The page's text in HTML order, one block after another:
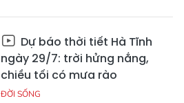
Dự báo thời tiết Hà Tĩnh
ngày 29/7: trời hửng nắng,
chiều tối có mưa rào
ĐỜI SỐNG